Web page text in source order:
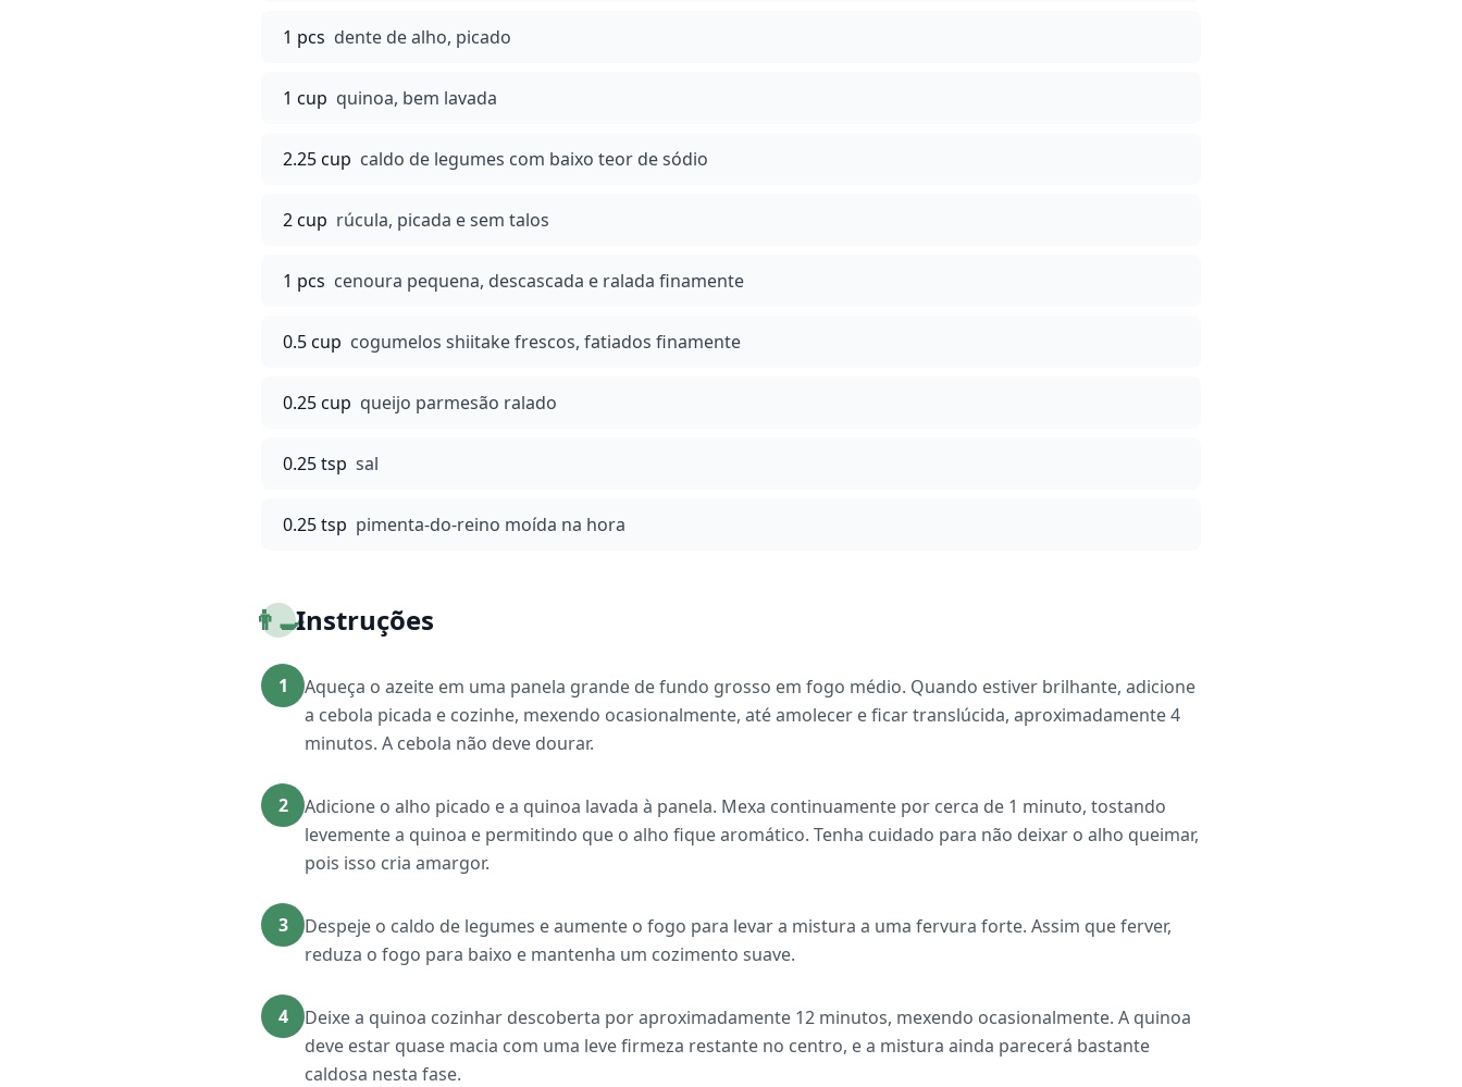
1 pcs dente de alho, picado
1 cup quinoa, bem lavada
2.25 cup caldo de legumes com baixo teor de sódio
2 cup rúcula, picada e sem talos
1 pcs cenoura pequena, descascada e ralada finamente
0.5 cup cogumelos shiitake frescos, fatiados finamente
0.25 cup queijo parmesão ralado
0.25 tsp sal
0.25 tsp pimenta-do-reino moída na hora
👨‍🍳Instruções
1
Aqueça o azeite em uma panela grande de fundo grosso em fogo médio. Quando estiver brilhante, adicione
a cebola picada e cozinhe, mexendo ocasionalmente, até amolecer e ficar translúcida, aproximadamente 4
minutos. A cebola não deve dourar.
2
Adicione o alho picado e a quinoa lavada à panela. Mexa continuamente por cerca de 1 minuto, tostando
levemente a quinoa e permitindo que o alho fique aromático. Tenha cuidado para não deixar o alho queimar,
pois isso cria amargor.
3
Despeje o caldo de legumes e aumente o fogo para levar a mistura a uma fervura forte. Assim que ferver,
reduza o fogo para baixo e mantenha um cozimento suave.
4
Deixe a quinoa cozinhar descoberta por aproximadamente 12 minutos, mexendo ocasionalmente. A quinoa
deve estar quase macia com uma leve firmeza restante no centro, e a mistura ainda parecerá bastante
caldosa nesta fase.